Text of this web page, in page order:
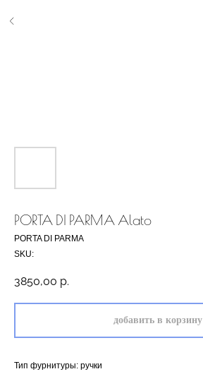
PORTA DI PARMA Alato
PORTA DI PARMA
SKU:
3850,00 р.
добавить в корзину
Тип фурнитуры: ручки